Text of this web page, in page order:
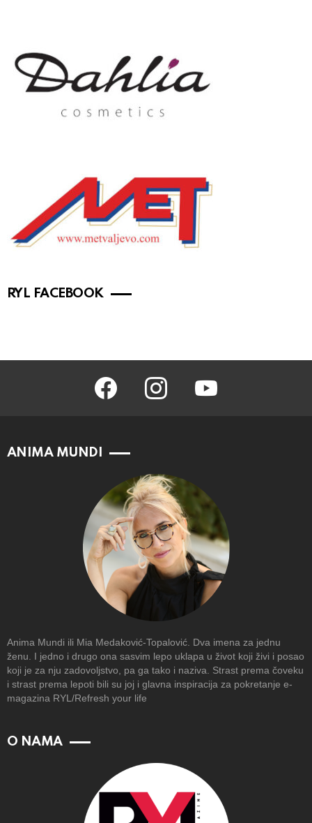
RYL FACEBOOK
facebook instagram youtube
ANIMA MUNDI
Anima Mundi ili Mia Medaković-Topalović. Dva imena za jednu
ženu. I jedno i drugo ona sasvim lepo uklapa u život koji živi i posao
koji je za nju zadovoljstvo, pa ga tako i naziva. Strast prema čoveku
i strast prema lepoti bili su joj i glavna inspiracija za pokretanje e-
magazina RYL/Refresh your life
O NAMA